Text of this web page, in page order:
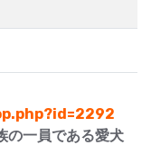
の一員である愛犬